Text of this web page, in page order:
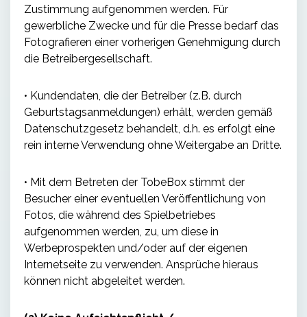
Zustimmung aufgenommen werden. Für
gewerbliche Zwecke und für die Presse bedarf das
Fotografieren einer vorherigen Genehmigung durch
die Betreibergesellschaft.
• Kundendaten, die der Betreiber (z.B. durch
Geburtstagsanmeldungen) erhält, werden gemäß
Datenschutzgesetz behandelt, d.h. es erfolgt eine
rein interne Verwendung ohne Weitergabe an Dritte.
• Mit dem Betreten der TobeBox stimmt der
Besucher einer eventuellen Veröffentlichung von
Fotos, die während des Spielbetriebes
aufgenommen werden, zu, um diese in
Werbeprospekten und/oder auf der eigenen
Internetseite zu verwenden. Ansprüche hieraus
können nicht abgeleitet werden.